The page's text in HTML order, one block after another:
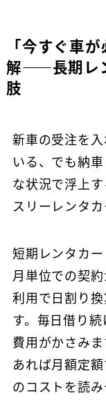
「今すぐ車
解——長期レ
肢
新車の受注を
いる、でも納
な状況で浮上
スリーレンタカ
短期レンタカー
月単位での契
利用で日割り
す。毎日借り
費用がかさみま
あれば月額定
のコストを読み